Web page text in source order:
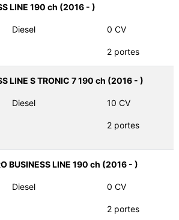
LINE 190 ch (2016 - )
Diesel 0 CV
2 portes
LINE S TRONIC 7 190 ch (2016 - )
Diesel 10 CV
2 portes
BUSINESS LINE 190 ch (2016 - )
Diesel 0 CV
2 portes